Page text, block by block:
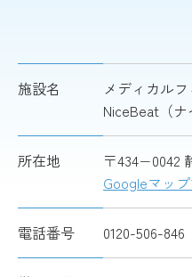
施設名
メディカル
NiceBeat（
所在地
〒434−0042
Googleマッ
電話番号 0120-506-846